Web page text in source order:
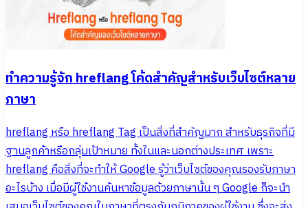
ทำความรู้จัก hreflang โค้ดสำคัญสำหรับเว็บไซต์หลาย
ภาษา
hreflang หรือ hreflang Tag เป็นสิ่งที่สำคัญมาก สำหรับธุรกิจที่มี
ฐานลูกค้าหรือกลุ่มเป้าหมาย ทั้งในและนอกต่างประเทศ เพราะ
hreflang คือสิ่งที่จะทำให้ Google รู้ว่าเว็บไซต์ของคุณรองรับภาษา
อะไรบ้าง เมื่อมีผู้ใช้งานค้นหาข้อมูลด้วยภาษานั้น ๆ Google ก็จะนำ